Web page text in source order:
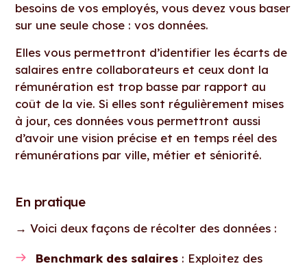
besoins de vos employés, vous devez vous baser
sur une seule chose : vos données.
Elles vous permettront d’identifier les écarts de
salaires entre collaborateurs et ceux dont la
rémunération est trop basse par rapport au
coût de la vie. Si elles sont régulièrement mises
à jour, ces données vous permettront aussi
d’avoir une vision précise et en temps réel des
rémunérations par ville, métier et séniorité.
En pratique
→Voici deux façons de récolter des données :
Benchmark des salaires : Exploitez des